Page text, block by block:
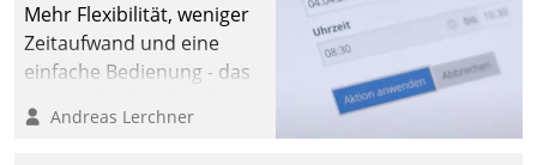
Mehr Flexibilität, weniger
Zeitaufwand und eine
einfache Bedienung - das
Cockpit für mobile
Andreas Lerchner